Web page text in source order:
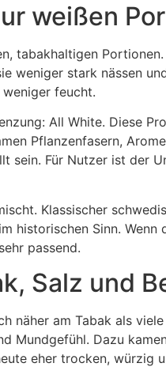
weißen
tabakhaltigen
weniger stark nässen
feucht.
All White. Diese
Pflanzenfasern,
sein. Für Nutzer ist der
Klassischer
historischen Sinn.
passend.
Salz und
näher am Tabak als
Mundgefühl. Dazu
eher trocken, würzig